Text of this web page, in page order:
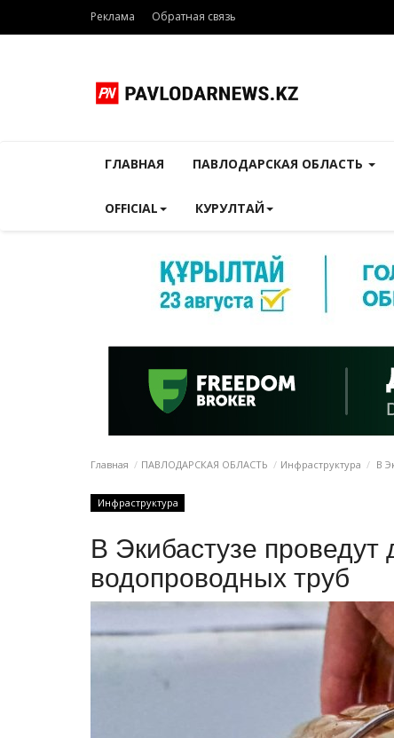
Реклама Обратная связь
ГЛАВНАЯ ПАВЛОДАРСКАЯ ОБЛАСТЬ
OFFICIAL КУРУЛТАЙ
Главная ПАВЛОДАРСКАЯ ОБЛАСТЬ Инфраструктура В
Инфраструктура
В Экибастузе
водопроводных труб